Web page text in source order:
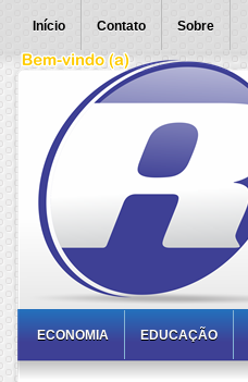
Início Contato Sobre
ECONOMIA EDUCAÇÃO